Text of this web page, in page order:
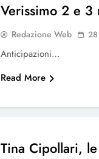
Verissimo 2 e
Redazione Web
Anticipazioni…
Read More
Tina Cipollari,